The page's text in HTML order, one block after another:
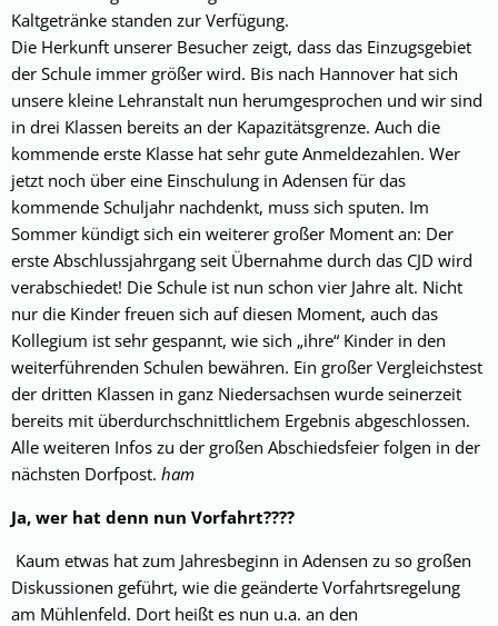
Kaltgetränke standen zur Verfügung.
Die Herkunft unserer Besucher zeigt, dass das Einzugsgebiet
der Schule immer größer wird. Bis nach Hannover hat sich
unsere kleine Lehranstalt nun herumgesprochen und wir sind
in drei Klassen bereits an der Kapazitätsgrenze. Auch die
kommende erste Klasse hat sehr gute Anmeldezahlen. Wer
jetzt noch über eine Einschulung in Adensen für das
kommende Schuljahr nachdenkt, muss sich sputen. Im
Sommer kündigt sich ein weiterer großer Moment an: Der
erste Abschlussjahrgang seit Übernahme durch das CJD wird
verabschiedet! Die Schule ist nun schon vier Jahre alt. Nicht
nur die Kinder freuen sich auf diesen Moment, auch das
Kollegium ist sehr gespannt, wie sich „ihre“ Kinder in den
weiterführenden Schulen bewähren. Ein großer Vergleichstest
der dritten Klassen in ganz Niedersachsen wurde seinerzeit
bereits mit überdurchschnittlichem Ergebnis abgeschlossen.
Alle weiteren Infos zu der großen Abschiedsfeier folgen in der
nächsten Dorfpost. ham
Ja, wer hat denn nun Vorfahrt????
Kaum etwas hat zum Jahresbeginn in Adensen zu so großen
Diskussionen geführt, wie die geänderte Vorfahrtsregelung
am Mühlenfeld. Dort heißt es nun u.a. an den